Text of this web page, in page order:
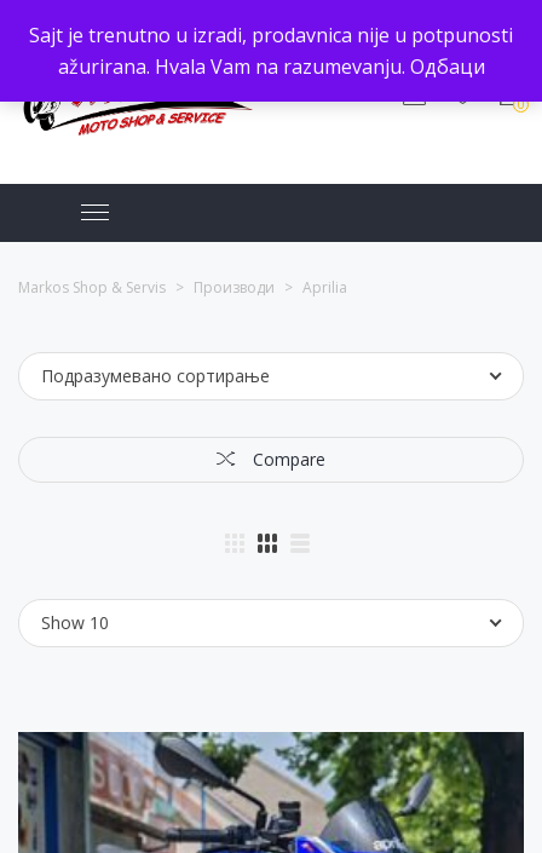
Sajt je trenutno u izradi, prodavnica nije u potpunosti
ažurirana. Hvala Vam na razumevanju. Одбаци
0
Markos Shop & Servis > Производи > Aprilia
Подразумевано сортирање
Compare
Show 10